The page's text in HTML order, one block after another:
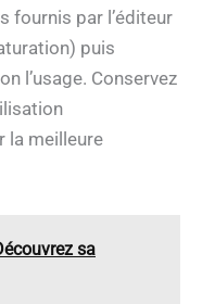
fournis par l’éditeur
puis
l’usage. Conservez
la meilleure
sa